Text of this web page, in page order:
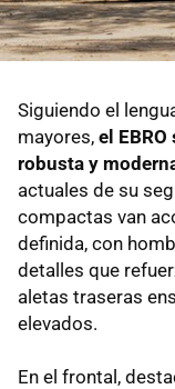
Siguiendo el
mayores, el
robusta y
actuales de su
compactas van
definida, con
detalles que
aletas traseras
elevados.
En el frontal,